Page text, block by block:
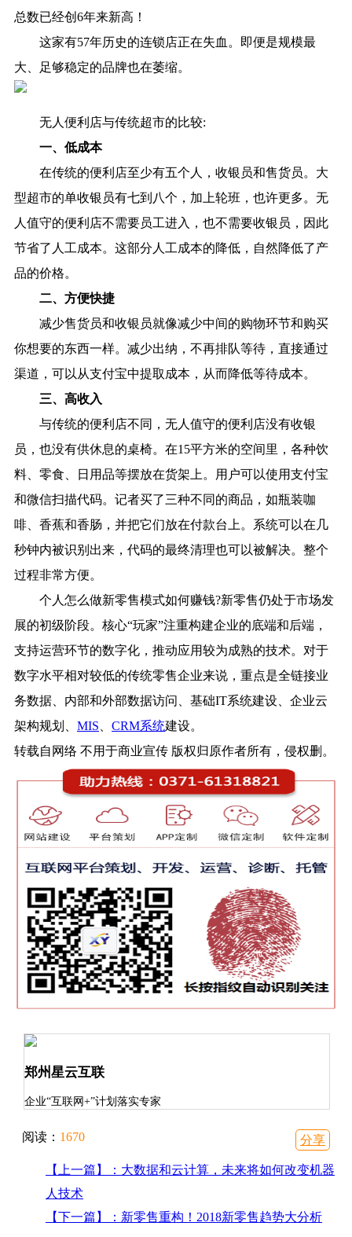
总数已经创6年来新高！
这家有57年历史的连锁店正在失血。即便是规模最
大、足够稳定的品牌也在萎缩。
无人便利店与传统超市的比较:
一、低成本
在传统的便利店至少有五个人，收银员和售货员。大
型超市的单收银员有七到八个，加上轮班，也许更多。无
人值守的便利店不需要员工进入，也不需要收银员，因此
节省了人工成本。这部分人工成本的降低，自然降低了产
品的价格。
二、方便快捷
减少售货员和收银员就像减少中间的购物环节和购买
你想要的东西一样。减少出纳，不再排队等待，直接通过
渠道，可以从支付宝中提取成本，从而降低等待成本。
三、高收入
与传统的便利店不同，无人值守的便利店没有收银
员，也没有供休息的桌椅。在15平方米的空间里，各种饮
料、零食、日用品等摆放在货架上。用户可以使用支付宝
和微信扫描代码。记者买了三种不同的商品，如瓶装咖
啡、香蕉和香肠，并把它们放在付款台上。系统可以在几
秒钟内被识别出来，代码的最终清理也可以被解决。整个
过程非常方便。
个人怎么做新零售模式如何赚钱?新零售仍处于市场发
展的初级阶段。核心“玩家”注重构建企业的底端和后端，
支持运营环节的数字化，推动应用较为成熟的技术。对于
数字水平相对较低的传统零售企业来说，重点是全链接业
务数据、内部和外部数据访问、基础IT系统建设、企业云
架构规划、 MIS CRM系统建设。
转载自网络 不用于商业宣传 版权归原作者所有，侵权删。
郑州星云互联
企业“互联网+”计划落实专家
阅读： 1670 分享
【上一篇】：大数据和云计算，未来将如何改变机器
人技术
【下一篇】：新零售重构！2018新零售趋势大分析